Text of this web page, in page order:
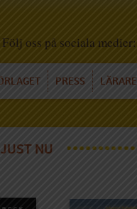
Följ oss på sociala medier:
PRESS LÄRARE
NU